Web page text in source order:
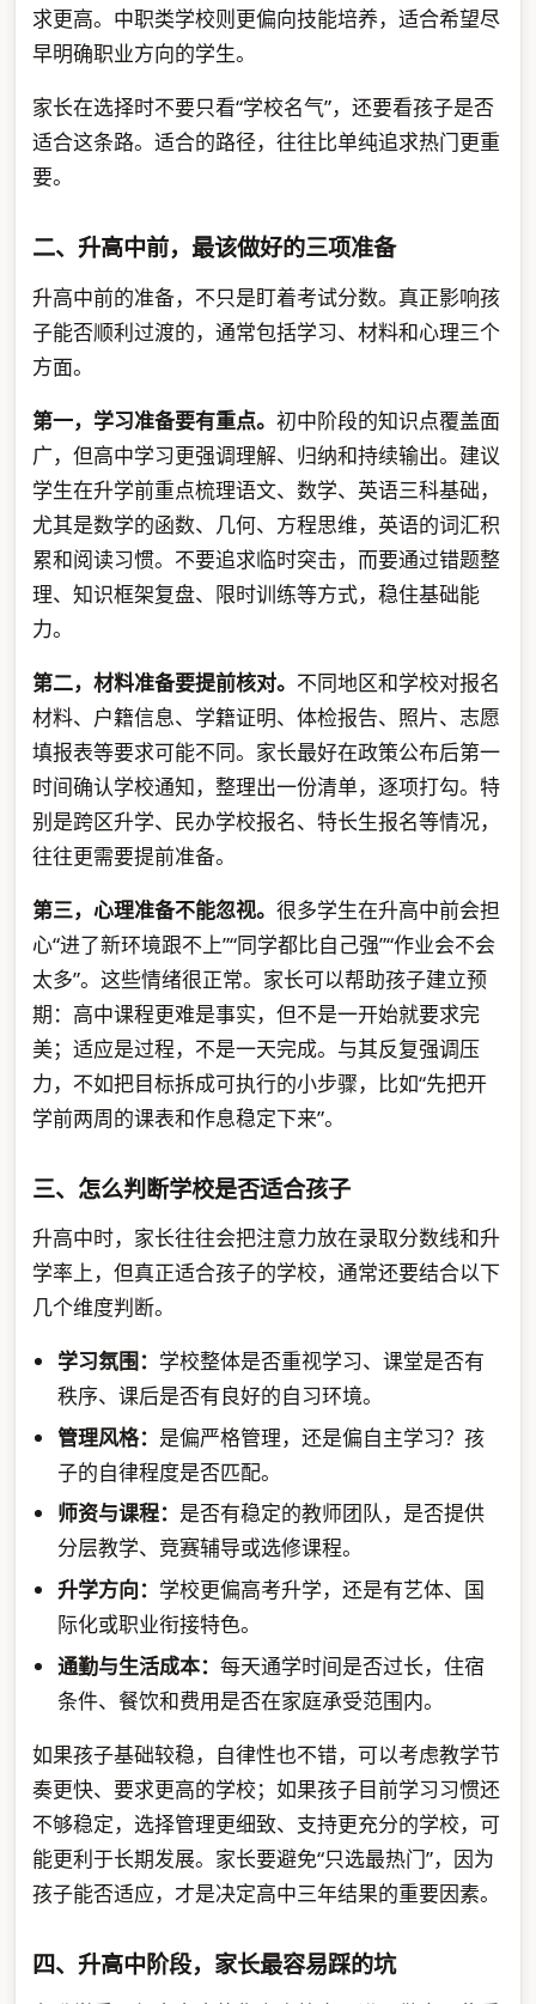
求更高。中职类学校则更偏向技能培养，适合希望尽
早明确职业方向的学生。
家长在选择时不要只看“学校名气”，还要看孩子是否
适合这条路。适合的路径，往往比单纯追求热门更重
要。
二、升高中前，最该做好的三项准备
升高中前的准备，不只是盯着考试分数。真正影响孩
子能否顺利过渡的，通常包括学习、材料和心理三个
方面。
第一，学习准备要有重点。 初中阶段的知识点覆盖面
广，但高中学习更强调理解、归纳和持续输出。建议
学生在升学前重点梳理语文、数学、英语三科基础，
尤其是数学的函数、几何、方程思维，英语的词汇积
累和阅读习惯。不要追求临时突击，而要通过错题整
理、知识框架复盘、限时训练等方式，稳住基础能
力。
第二，材料准备要提前核对。 不同地区和学校对报名
材料、户籍信息、学籍证明、体检报告、照片、志愿
填报表等要求可能不同。家长最好在政策公布后第一
时间确认学校通知，整理出一份清单，逐项打勾。特
别是跨区升学、民办学校报名、特长生报名等情况，
往往更需要提前准备。
第三，心理准备不能忽视。 很多学生在升高中前会担
心“进了新环境跟不上”“同学都比自己强”“作业会不会
太多”。这些情绪很正常。家长可以帮助孩子建立预
期：高中课程更难是事实，但不是一开始就要求完
美；适应是过程，不是一天完成。与其反复强调压
力，不如把目标拆成可执行的小步骤，比如“先把开
学前两周的课表和作息稳定下来”。
三、怎么判断学校是否适合孩子
升高中时，家长往往会把注意力放在录取分数线和升
学率上，但真正适合孩子的学校，通常还要结合以下
几个维度判断。
学习氛围： 学校整体是否重视学习、课堂是否有
秩序、课后是否有良好的自习环境。
管理风格： 是偏严格管理，还是偏自主学习？孩
子的自律程度是否匹配。
师资与课程： 是否有稳定的教师团队，是否提供
分层教学、竞赛辅导或选修课程。
升学方向： 学校更偏高考升学，还是有艺体、国
际化或职业衔接特色。
通勤与生活成本：每天通学时间是否过长，住宿
条件、餐饮和费用是否在家庭承受范围内。
如果孩子基础较稳，自律性也不错，可以考虑教学节
奏更快、要求更高的学校；如果孩子目前学习习惯还
不够稳定，选择管理更细致、支持更充分的学校，可
能更利于长期发展。家长要避免“只选最热门”，因为
孩子能否适应，才是决定高中三年结果的重要因素。
四、升高中阶段，家长最容易踩的坑